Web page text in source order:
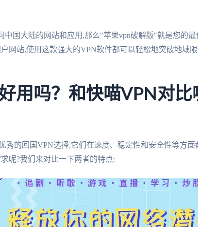
中国大陆的网站和应用,那么"苹果vpn破解版"就是您的
网站,使用这款强大的VPN软件都可以轻松地突破地域
用吗？和快喵VPN对比
秀的回国VPN选择,它们在速度、稳定性和安全性等方面
呢?我们来对比一下两者的特点: